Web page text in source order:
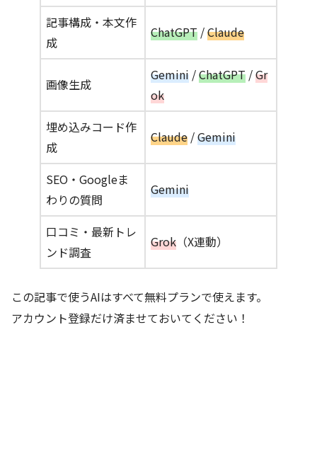
記事構成・本文作
成
ChatGPT /Claude
画像生成
Gemini /ChatGPT /Gr
ok
埋め込みコード作
成
Claude /Gemini
SEO・Googleま
わりの質問
Gemini
口コミ・最新トレ
ンド調査
Grok （X連動）
この記事で使うAIはすべて無料プランで使えます。
アカウント登録だけ済ませておいてください！